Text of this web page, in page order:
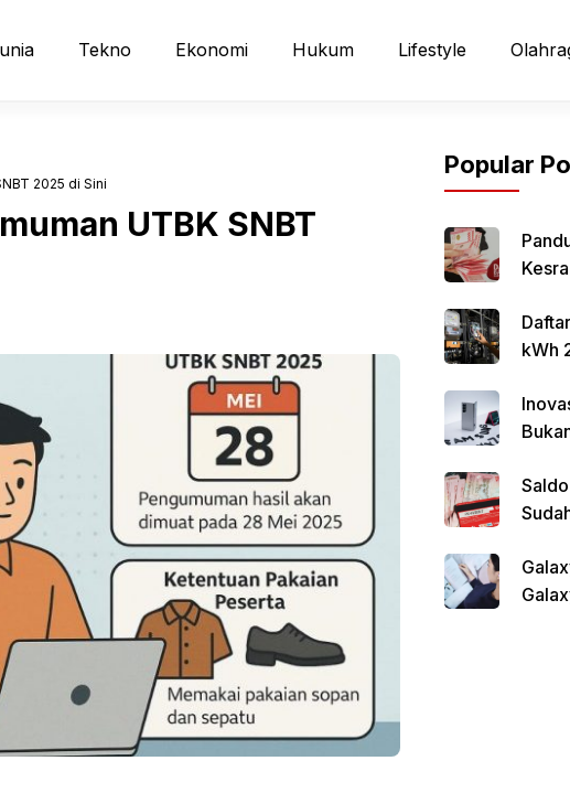
Tekno Ekonomi Hukum Lifestyle
2025 di Sini
UTBK SNBT
Popular
kWh